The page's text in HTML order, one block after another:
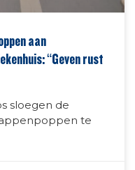
aan
“Geven rust
sloegen de
te